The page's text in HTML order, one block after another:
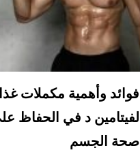
فوائد وأهمية مكملات
لفيتامين د في الحفاظ
صحة الجسم